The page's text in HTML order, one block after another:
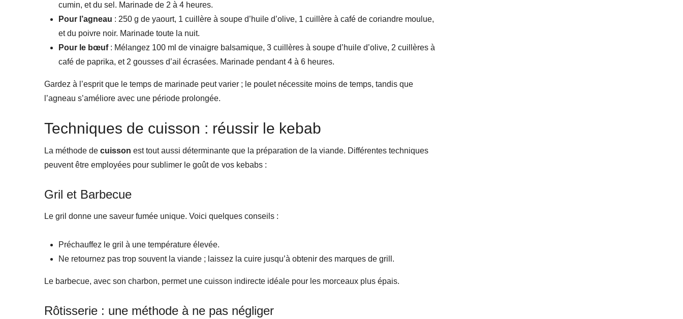
cumin, et du sel. Marinade de 2 à 4 heures.
Pour l’agneau : 250 g de yaourt, 1 cuillère à soupe d’huile d’olive, 1 cuillère à café de coriandre moulue,
et du poivre noir. Marinade toute la nuit.
Pour le bœuf: Mélangez 100 ml de vinaigre balsamique, 3 cuillères à soupe d’huile d’olive, 2 cuillères à
café de paprika, et 2 gousses d’ail écrasées. Marinade pendant 4 à 6 heures.
Gardez à l’esprit que le temps de marinade peut varier ; le poulet nécessite moins de temps, tandis que
l’agneau s’améliore avec une période prolongée.
Techniques de cuisson : réussir le kebab
La méthode de cuisson est tout aussi déterminante que la préparation de la viande. Différentes techniques
peuvent être employées pour sublimer le goût de vos kebabs :
Gril et Barbecue
Le gril donne une saveur fumée unique. Voici quelques conseils :
Préchauffez le gril à une température élevée.
Ne retournez pas trop souvent la viande ; laissez la cuire jusqu’à obtenir des marques de grill.
Le barbecue, avec son charbon, permet une cuisson indirecte idéale pour les morceaux plus épais.
Rôtisserie : une méthode à ne pas négliger